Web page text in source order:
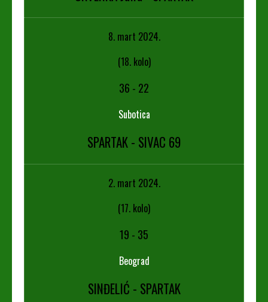
8. mart 2024.
(18. kolo)
36 - 22
Subotica
SPARTAK - SIVAC 69
2. mart 2024.
(17. kolo)
19 - 35
Beograd
SINĐELIĆ - SPARTAK